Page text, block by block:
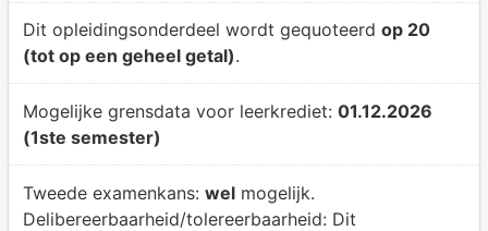
Dit opleidingsonderdeel wordt gequoteerd op 20
(tot op een geheel getal).
Mogelijke grensdata voor leerkrediet: 01.12.2026
(1ste semester)
Tweede examenkans: welmogelijk.
Delibereerbaarheid/tolereerbaarheid: Dit